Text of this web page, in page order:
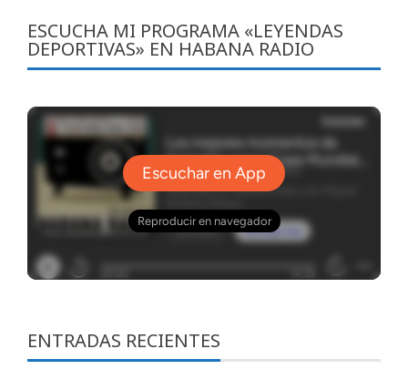
ESCUCHA MI PROGRAMA «LEYENDAS
DEPORTIVAS» EN HABANA RADIO
ENTRADAS RECIENTES